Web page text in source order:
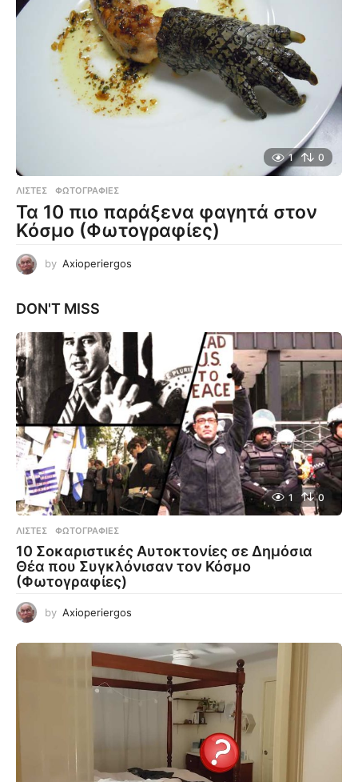
1 0
ΛΊΣΤΕΣ ,ΦΩΤΟΓΡΑΦΊΕΣ
Τα 10 πιο παράξενα φαγητά στον
Κόσμο (Φωτογραφίες)
by Axioperiergos
DON'T MISS
1 0
ΛΊΣΤΕΣ ,ΦΩΤΟΓΡΑΦΊΕΣ
10 Σοκαριστικές Αυτοκτονίες σε Δημόσια
Θέα που Συγκλόνισαν τον Κόσμο
(Φωτογραφίες)
by Axioperiergos